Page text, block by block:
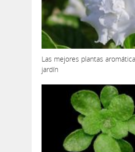
Las mejores plantas
jardín